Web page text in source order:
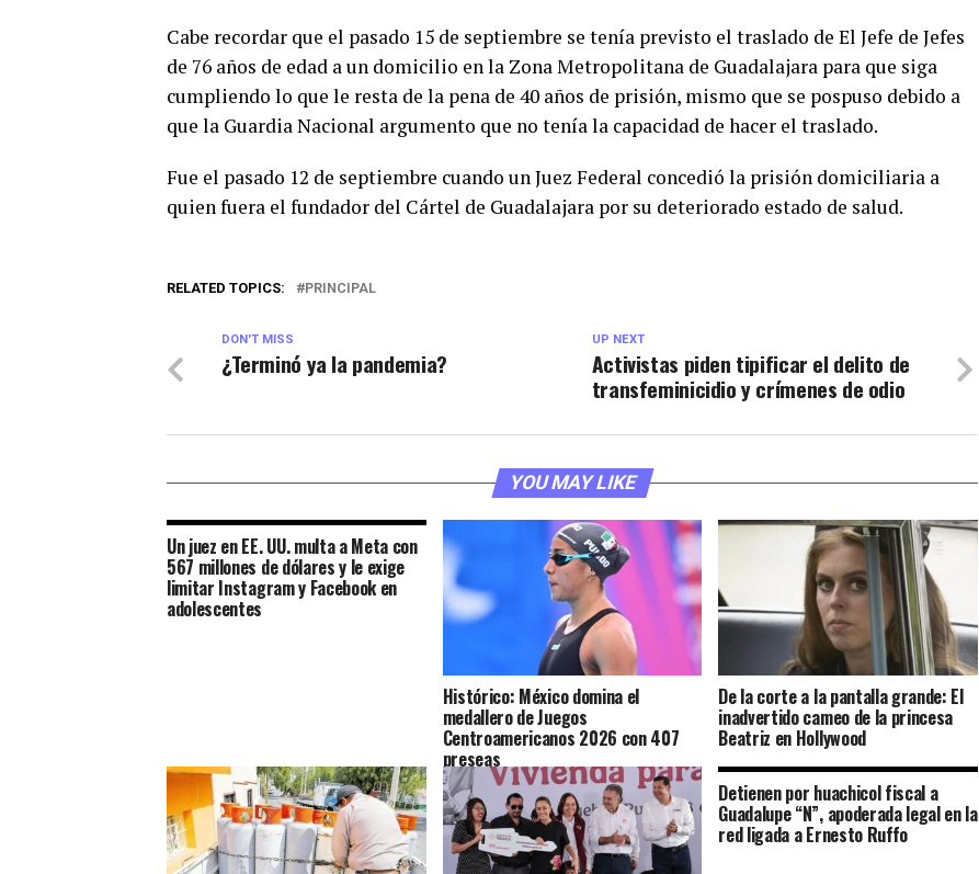
Cabe recordar que el pasado 15 de septiembre se tenía previsto el traslado de El Jefe de Jefes
de 76 años de edad a un domicilio en la Zona Metropolitana de Guadalajara para que siga
cumpliendo lo que le resta de la pena de 40 años de prisión, mismo que se pospuso debido a
que la Guardia Nacional argumento que no tenía la capacidad de hacer el traslado.
Fue el pasado 12 de septiembre cuando un Juez Federal concedió la prisión domiciliaria a
quien fuera el fundador del Cártel de Guadalajara por su deteriorado estado de salud.
RELATED TOPICS: PRINCIPAL
UP NEXT
Activistas piden tipificar el delito de
transfeminicidio y crímenes de odio
DON'T MISS
¿Terminó ya la pandemia?
YOU MAY LIKE
Un juez en EE. UU. multa a Meta con
567 millones de dólares y le exige
limitar Instagram y Facebook en
adolescentes
Histórico: México domina el
medallero de Juegos
Centroamericanos 2026 con 407
preseas
De la corte a la pantalla grande: El
inadvertido cameo de la princesa
Beatriz en Hollywood
Detienen por huachicol fiscal a
Guadalupe “N”, apoderada legal en la
red ligada a Ernesto Ruffo